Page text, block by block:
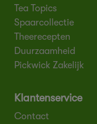
Tea Topics
Spaarcollectie
Theerecepten
Duurzaamheid
Pickwick Zakelijk
Klantenservice
Contact